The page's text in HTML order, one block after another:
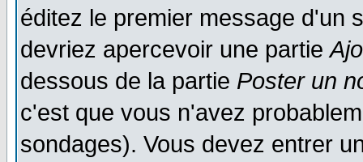
éditez le premier message d'un
devriez apercevoir une partie
dessous de la partie Poster un
c'est que vous n'avez
sondages). Vous devez entrer